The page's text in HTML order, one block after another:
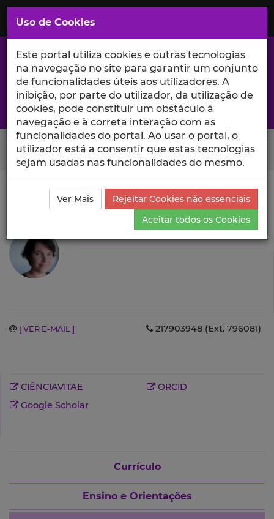
Saltar
para
Conteúdo
Principal
A excelência da investigação e ciência no Iscte
Search Button
Ciência_Iscte Autores
Leonor Pereira da Costa
Produções Científicas e Citações
Leonor Pereira da Costa
[ VER E-MAIL ] 217903948 (Ext. 796081)
CIÊNCIAVITAE
ORCID
Google Scholar
Currículo
Ensino e Orientações
Uso de Cookies
Este portal utiliza cookies e outras tecnologias
na navegação no site para garantir um conjunto
de funcionalidades úteis aos utilizadores. A
inibição, por parte do utilizador, da utilização de
cookies, pode constituir um obstáculo à
navegação e à correta interação com as
funcionalidades do portal. Ao usar o portal, o
utilizador está a consentir que estas tecnologias
sejam usadas nas funcionalidades do mesmo.
Ver Mais
Rejeitar Cookies não essenciais
Aceitar todos os Cookies